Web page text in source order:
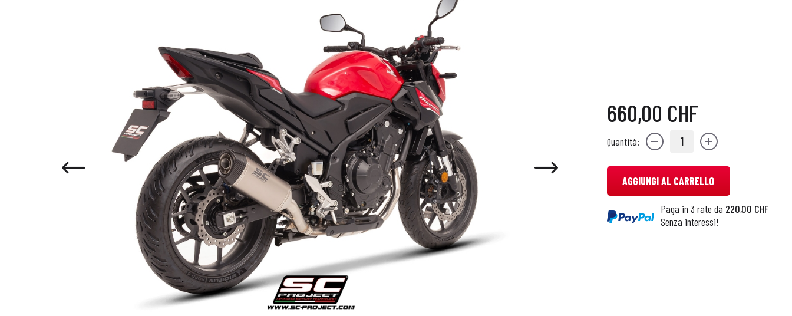
660,00 CHF
Quantità: 1
AGGIUNGI AL CARRELLO
Paga in 3 rate da 220,00 CHF
Senza interessi!